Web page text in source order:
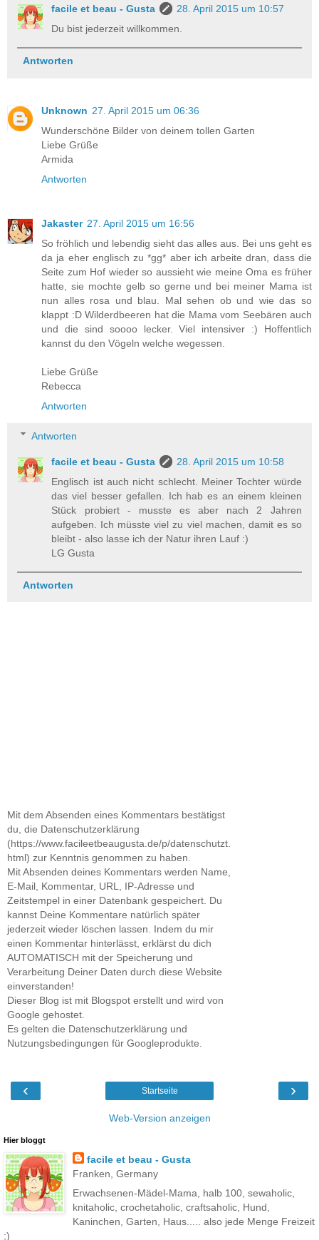
facile et beau - Gusta
28. April 2015 um 10:57
Du bist jederzeit willkommen.
Antworten
Unknown 27. April 2015 um 06:36
Wunderschöne Bilder von deinem tollen Garten
Liebe Grüße
Armida
Antworten
Jakaster 27. April 2015 um 16:56
So fröhlich und lebendig sieht das alles aus. Bei uns geht es
da ja eher englisch zu *gg* aber ich arbeite dran, dass die
Seite zum Hof wieder so aussieht wie meine Oma es früher
hatte, sie mochte gelb so gerne und bei meiner Mama ist
nun alles rosa und blau. Mal sehen ob und wie das so
klappt :D Wilderdbeeren hat die Mama vom Seebären auch
und die sind soooo lecker. Viel intensiver :) Hoffentlich
kannst du den Vögeln welche wegessen.
Liebe Grüße
Rebecca
Antworten
Antworten
facile et beau - Gusta
28. April 2015 um 10:58
Englisch ist auch nicht schlecht. Meiner Tochter würde
das viel besser gefallen. Ich hab es an einem kleinen
Stück probiert - musste es aber nach 2 Jahren
aufgeben. Ich müsste viel zu viel machen, damit es so
bleibt - also lasse ich der Natur ihren Lauf :)
LG Gusta
Antworten
Mit dem Absenden eines Kommentars bestätigst
du, die Datenschutzerklärung
(https://www.facileetbeaugusta.de/p/datenschutzt.
html) zur Kenntnis genommen zu haben.
Mit Absenden deines Kommentars werden Name,
E-Mail, Kommentar, URL, IP-Adresse und
Zeitstempel in einer Datenbank gespeichert. Du
kannst Deine Kommentare natürlich später
jederzeit wieder löschen lassen. Indem du mir
einen Kommentar hinterlässt, erklärst du dich
AUTOMATISCH mit der Speicherung und
Verarbeitung Deiner Daten durch diese Website
einverstanden!
Dieser Blog ist mit Blogspot erstellt und wird von
Google gehostet.
Es gelten die Datenschutzerklärung und
Nutzungsbedingungen für Googleprodukte.
‹ ›
Startseite
Web-Version anzeigen
Hier bloggt
facile et beau - Gusta
Franken, Germany
Erwachsenen-Mädel-Mama, halb 100, sewaholic,
knitaholic, crochetaholic, craftsaholic, Hund,
Kaninchen, Garten, Haus..... also jede Menge Freizeit
;)